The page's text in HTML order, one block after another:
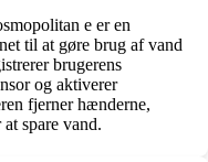
e er en
til at gøre brug af vand
brugerens
og aktiverer
fjerner hænderne,
spare vand.